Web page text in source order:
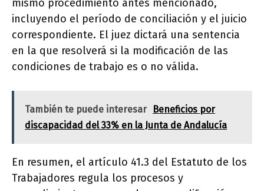
mismo procedimiento antes mencionado,
incluyendo el período de conciliación y el juicio
correspondiente. El juez dictará una sentencia
en la que resolverá si la modificación de las
condiciones de trabajo es o no válida.
También te puede interesar
Beneficios por
discapacidad del 33% en la Junta de Andalucía
En resumen, el artículo 41.3 del Estatuto de los
Trabajadores regula los procesos y